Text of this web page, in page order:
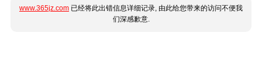
www.365jz.com 已经将此出错信息详细记录, 由此给您带来的访问不便我
们深感歉意.